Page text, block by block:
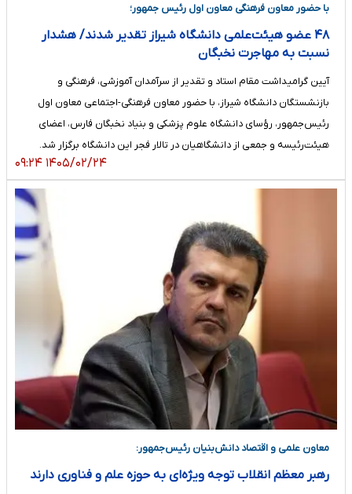
با حضور معاون فرهنگی معاون اول رئیس جمهور؛
۴۸ عضو هیئت‌علمی دانشگاه شیراز تقدیر شدند/ هشدار
نسبت به مهاجرت نخبگان
آیین گرامیداشت مقام استاد و تقدیر از سرآمدان آموزشی، فرهنگی و
بازنشستگان دانشگاه شیراز، با حضور معاون فرهنگی-اجتماعی معاون اول
رئیس‌جمهور، رؤسای دانشگاه علوم پزشکی و بنیاد نخبگان فارس، اعضای
هیئت‌رئیسه و جمعی از دانشگاهیان در تالار فجر این دانشگاه برگزار شد.
۱۴۰۵/۰۲/۲۴ ۰۹:۲۴
معاون علمی و اقتصاد دانش‌بنیان رئیس‌جمهور:
رهبر معظم انقلاب توجه ویژه‌ای به حوزه علم و فناوری دارند